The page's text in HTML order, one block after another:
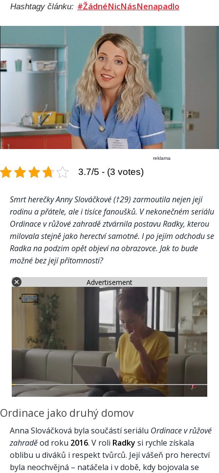
Hashtagy článku: #ŽádnéNicNásNenapadlo
reklama
3.7/5 - (3 votes)
Smrt herečky Anny Slováčkové (†29) zarmoutila nejen její
rodinu a přátele, ale i tisíce fanoušků. V nekonečném seriálu
Ordinace v růžové zahradě ztvárnila postavu Radky, kterou
milovala stejně jako herectví samotné. I po jejím odchodu se
Radka na podzim opět objeví na obrazovce. Jak to bude
možné bez její přítomnosti?
Advertisement
Ordinace jako druhý domov
Anna Slováčková byla součástí seriálu Ordinace v růžové
zahraděod roku 2016. V roli Radky si rychle získala
oblibu u diváků i respekt tvůrců. Její vášeň pro herectví
byla neochvějná – natáčela i v době, kdy bojovala se